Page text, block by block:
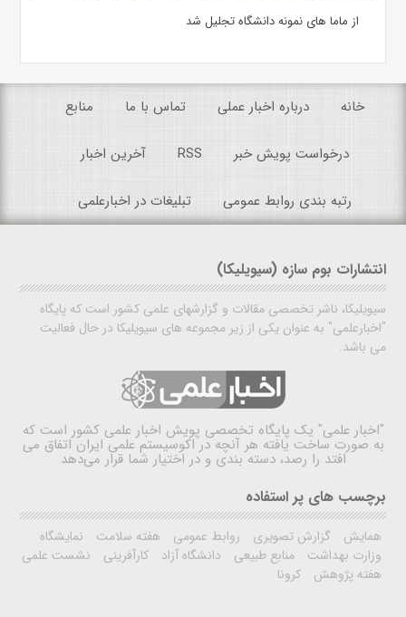
از ماما های نمونه دانشگاه تجلیل شد
خانه درباره اخبار عملی تماس با ما منابع
درخواست پویش خبر RSS آخرین اخبار
رتبه بندی روابط عمومی تبلیغات در اخبارعلمی
انتشارات بوم سازه (سیویلیکا)
سیویلیکا، ناشر تخصصی مقالات و گزارشهای علمی کشور است که پایگاه
"اخبارعلمی" به عنوان یکی از زیر مجموعه های سیویلیکا در حال فعالیت
می باشد.
"اخبار علمی" یک پایگاه تخصصی پویش اخبار علمی کشور است که
به صورت ساخت یافته هر آنچه در اکوسیستم علمی ایران اتفاق می
افتد را رصد، دسته بندی و در اختیار شما قرار می‌دهد
برچسب های پر استفاده
همایش گزارش تصویری روابط عمومی هفته سلامت
نمایشگاه
وزارت بهداشت
منابع طبیعی دانشگاه آزاد کارآفرینی
نشست علمی
هفته پژوهش
کرونا